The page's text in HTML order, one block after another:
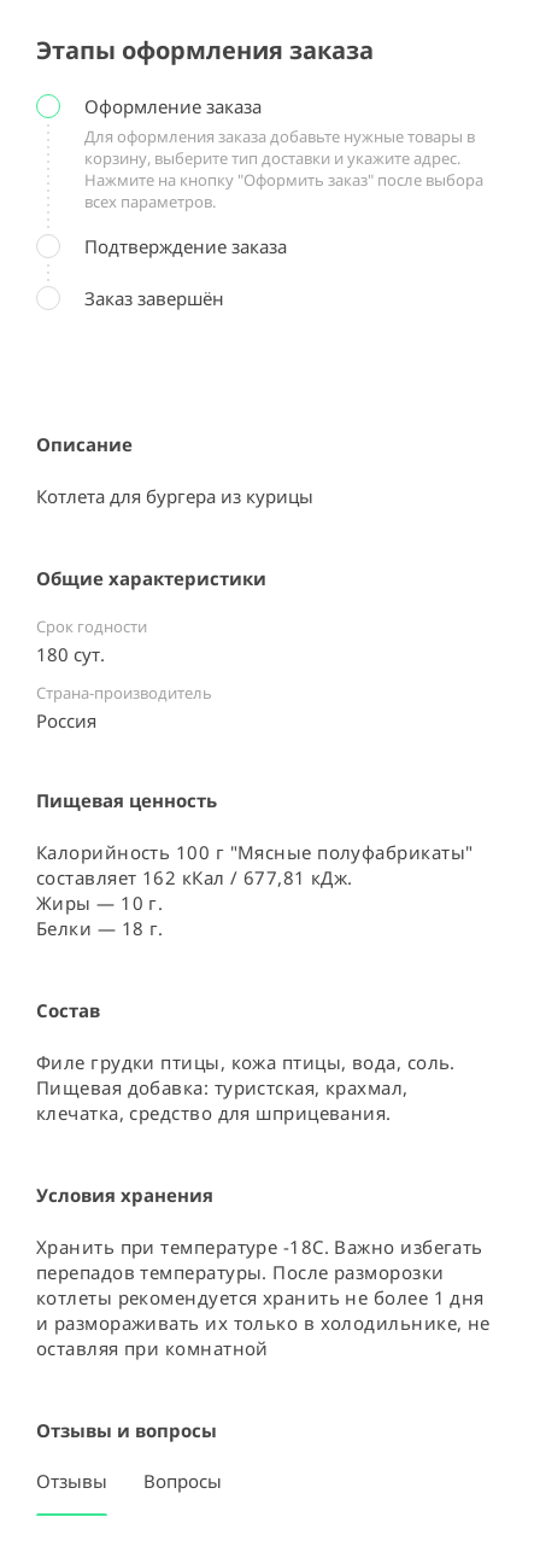
Описание
Котлета для бургера из курицы
Общие характеристики
Срок годности
180 сут.
Страна-производитель
Россия ⠀
Пищевая ценность
Калорийность 100 г "Мясные полуфабрикаты"
составляет 162 кКал / 677,81 кДж.
Жиры — 10 г.
Белки — 18 г.
Состав
Филе грудки птицы, кожа птицы, вода, соль.
Пищевая добавка: туристская, крахмал,
клечатка, средство для шприцевания.
Условия хранения
Хранить при температуре -18С. Важно избегать
перепадов температуры. После разморозки
котлеты рекомендуется хранить не более 1 дня
и размораживать их только в холодильнике, не
оставляя при комнатной
Отзывы и вопросы
Отзывы Вопросы
Этапы оформления заказа
Оформление заказа
Для оформления заказа добавьте нужные товары в
корзину, выберите тип доставки и укажите адрес.
Нажмите на кнопку "Оформить заказ" после выбора
всех параметров.
Подтверждение заказа
Заказ завершён